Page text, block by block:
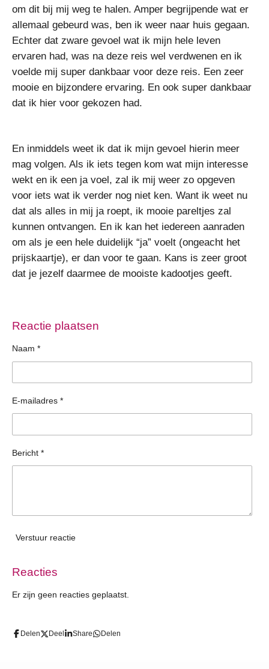
om dit bij mij weg te halen. Amper begrijpende wat er
allemaal gebeurd was, ben ik weer naar huis gegaan.
Echter dat zware gevoel wat ik mijn hele leven
ervaren had, was na deze reis wel verdwenen en ik
voelde mij super dankbaar voor deze reis. Een zeer
mooie en bijzondere ervaring. En ook super dankbaar
dat ik hier voor gekozen had.
En inmiddels weet ik dat ik mijn gevoel hierin meer
mag volgen. Als ik iets tegen kom wat mijn interesse
wekt en ik een ja voel, zal ik mij weer zo opgeven
voor iets wat ik verder nog niet ken. Want ik weet nu
dat als alles in mij ja roept, ik mooie pareltjes zal
kunnen ontvangen. En ik kan het iedereen aanraden
om als je een hele duidelijk “ja” voelt (ongeacht het
prijskaartje), er dan voor te gaan. Kans is zeer groot
dat je jezelf daarmee de mooiste kadootjes geeft.
Reactie plaatsen
Naam *
E-mailadres *
Bericht *
Verstuur reactie
Reacties
Er zijn geen reacties geplaatst.
Delen Deel Share Delen